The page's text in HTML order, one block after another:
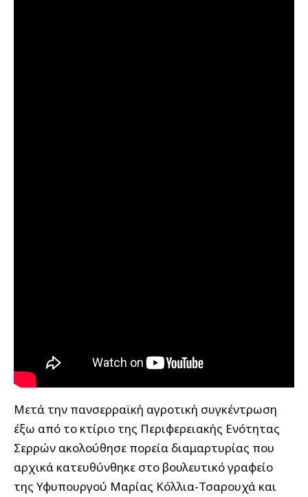
Μετά την πανσερραϊκή αγροτική συγκέντρωση
έξω από το κτίριο της Περιφερειακής Ενότητας
Σερρών ακολούθησε πορεία διαμαρτυρίας που
αρχικά κατευθύνθηκε στο βουλευτικό γραφείο
της Υφυπουργού Μαρίας Κόλλια-Τσαρουχά και